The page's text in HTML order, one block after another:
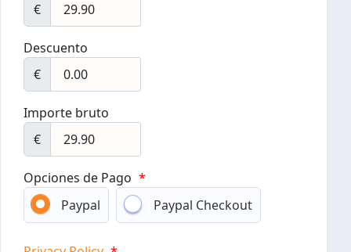
€
Descuento
€
Importe bruto
€
Opciones de Pago *
Paypal
Paypal Checkout